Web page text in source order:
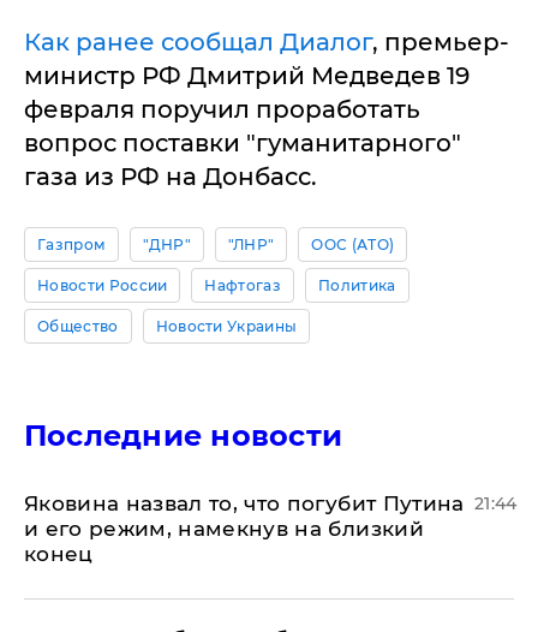
Как ранее сообщал Диалог, премьер-
министр РФ Дмитрий Медведев 19
февраля поручил проработать
вопрос поставки "гуманитарного"
газа из РФ на Донбасс.
Газпром "ДНР" "ЛНР" ООС (АТО)
Новости России Нафтогаз Политика
Общество Новости Украины
Последние новости
Яковина назвал то, что погубит Путина
и его режим, намекнув на близкий
конец
21:44